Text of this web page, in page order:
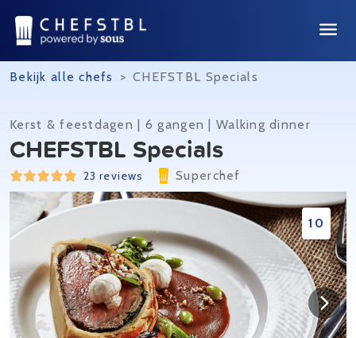
Bekijk alle chefs > CHEFSTBL Specials
Kerst & feestdagen | 6 gangen | Walking dinner
CHEFSTBL Specials
23 reviews Superchef
10